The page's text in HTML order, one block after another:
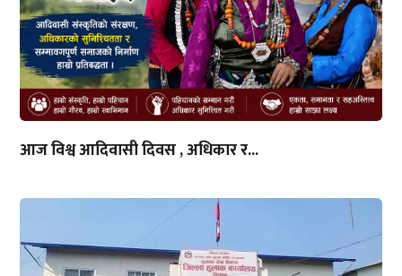
आज विश्व आदिवासी दिवस , अधिकार र...